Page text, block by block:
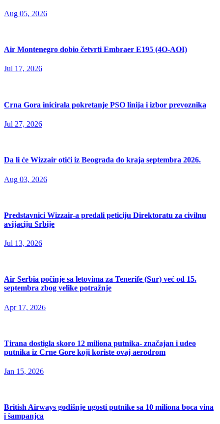
Aug 05, 2026
Air Montenegro dobio četvrti Embraer E195 (4O-AOI)
Jul 17, 2026
Crna Gora inicirala pokretanje PSO linija i izbor prevoznika
Jul 27, 2026
Da li će Wizzair otići iz Beograda do kraja septembra 2026.
Aug 03, 2026
Predstavnici Wizzair-a predali peticiju Direktoratu za civilnu
avijaciju Srbije
Jul 13, 2026
Air Serbia počinje sa letovima za Tenerife (Sur) već od 15.
septembra zbog velike potražnje
Apr 17, 2026
Tirana dostigla skoro 12 miliona putnika- značajan i udeo
putnika iz Crne Gore koji koriste ovaj aerodrom
Jan 15, 2026
British Airways godišnje ugosti putnike sa 10 miliona boca vina
i šampanjca